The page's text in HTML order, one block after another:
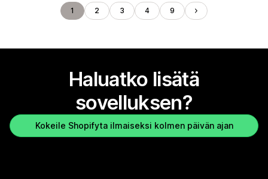
1 2 3 4 9
Haluatko lisätä
sovelluksen?
Kokeile Shopifyta ilmaiseksi kolmen päivän ajan